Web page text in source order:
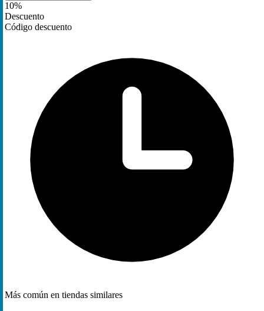
10%
Descuento
Código descuento
Más común en tiendas similares